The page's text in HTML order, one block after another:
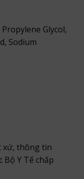
Glycol,
Sodium
xứ, thông tin
Y Tế chấp